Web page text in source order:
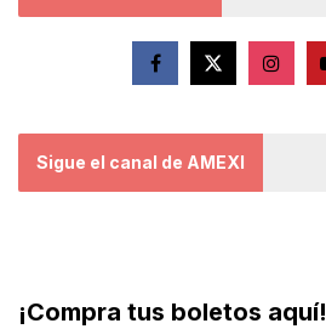
Sigue el canal de AMEXI
¡Compra tus boletos aquí!